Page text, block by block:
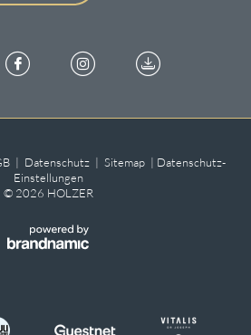
| Datenschutz | Sitemap | Datenschutz-
Einstellungen
© 2026 HOLZER